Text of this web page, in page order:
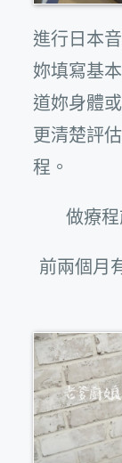
進行日本
妳填寫基
道妳身體
更清楚評
程。
做療
前兩個月